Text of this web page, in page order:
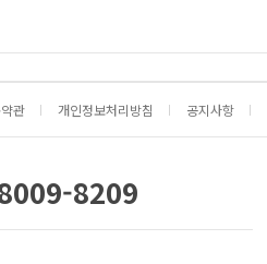
관 개인정보처리방침 공지사항
8209